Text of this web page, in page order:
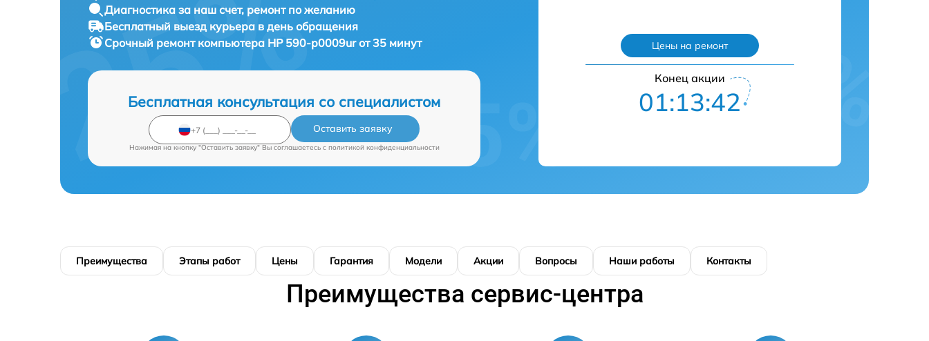
Диагностика за наш счет, ремонт по желанию
Бесплатный выезд курьера в день обращения
Срочный ремонт компьютера HP 590-p0009ur от 35 минут
Бесплатная консультация со специалистом
Оставить заявку
Нажимая на кнопку "Оставить заявку" Вы соглашаетесь c политикой конфиденциальности
Цены на ремонт
Конец акции
01:13:42
Преимущества Этапы работ Цены Гарантия Модели Акции Вопросы Наши работы Контакты
Преимущества сервис-центра